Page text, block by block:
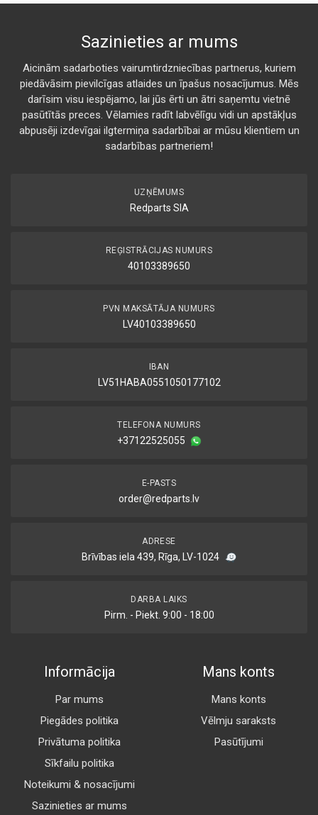
Sazinieties ar mums
Aicinām sadarboties vairumtirdzniecības partnerus, kuriem
piedāvāsim pievilcīgas atlaides un īpašus nosacījumus. Mēs
darīsim visu iespējamo, lai jūs ērti un ātri saņemtu vietnē
pasūtītās preces. Vēlamies radīt labvēlīgu vidi un apstākļus
abpusēji izdevīgai ilgtermiņa sadarbībai ar mūsu klientiem un
sadarbības partneriem!
UZŅĒMUMS
Redparts SIA
REĢISTRĀCIJAS NUMURS
40103389650
PVN MAKSĀTĀJA NUMURS
LV40103389650
IBAN
LV51HABA0551050177102
TELEFONA NUMURS
+37122525055
E-PASTS
order@redparts.lv
ADRESE
Brīvības iela 439, Rīga, LV-1024
DARBA LAIKS
Pirm. - Piekt. 9:00 - 18:00
Informācija
Par mums
Piegādes politika
Privātuma politika
Sīkfailu politika
Noteikumi & nosacījumi
Sazinieties ar mums
Mans konts
Mans konts
Vēlmju saraksts
Pasūtījumi